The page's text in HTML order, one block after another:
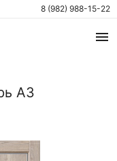
8 (982) 988-15-22
А3